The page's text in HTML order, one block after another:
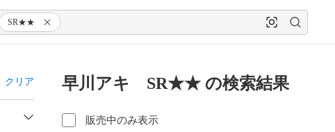
SR★★
クリア 早川アキ SR★★ の検索結果
販売中のみ表示